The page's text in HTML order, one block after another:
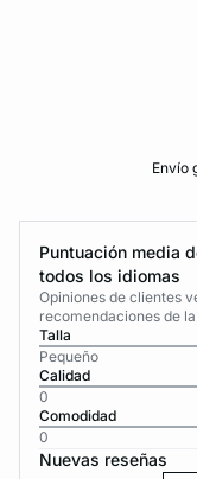
Envío
Puntuación media
todos los idiomas
Opiniones de clientes
recomendaciones de
Talla
Pequeño
Calidad
0
Comodidad
0
Nuevas reseñas